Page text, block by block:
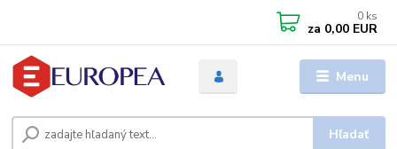
Menu
Hľadať
0 ks
za 0,00 EUR